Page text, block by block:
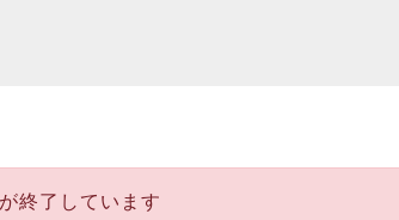
終了しています